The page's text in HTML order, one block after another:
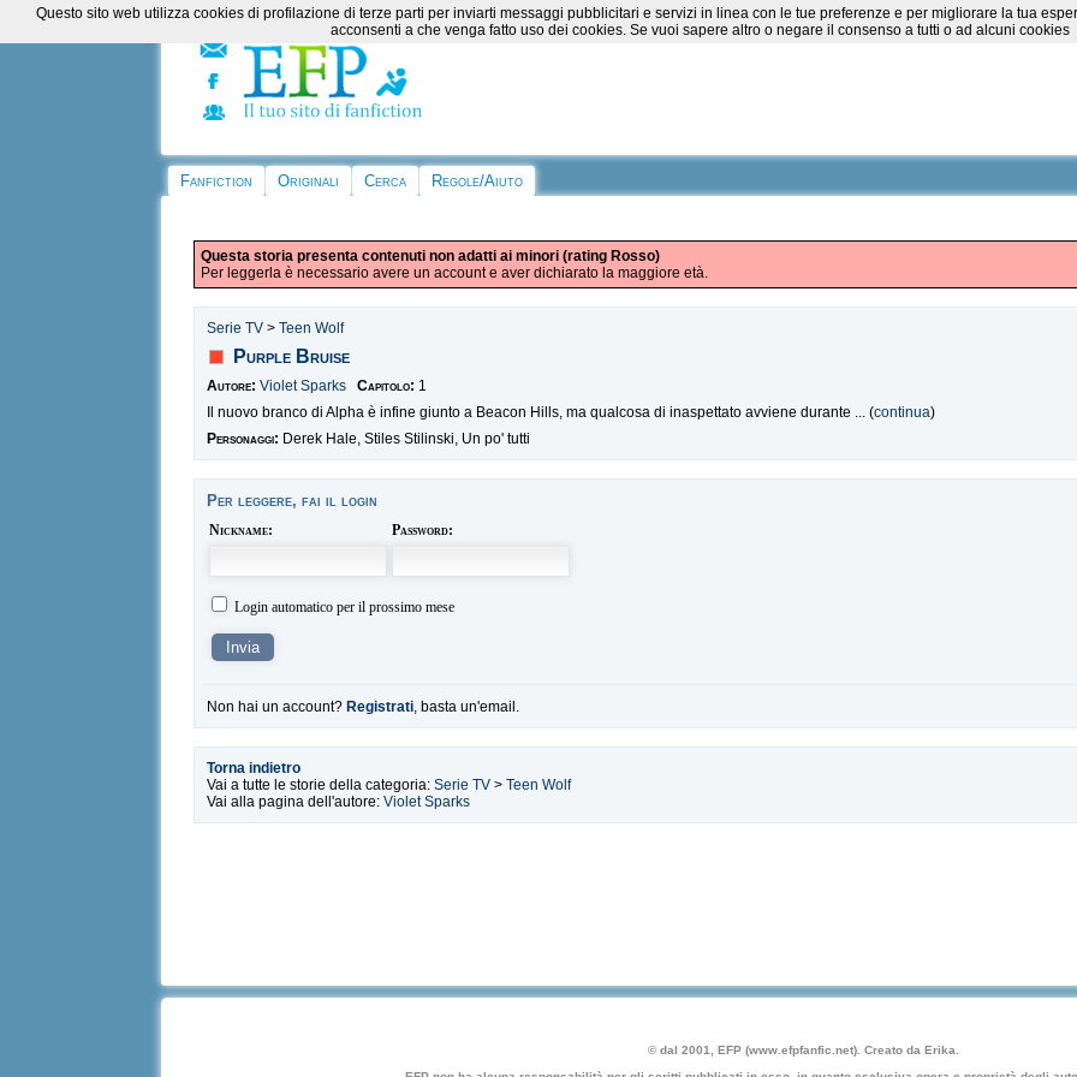
Fanfiction Originali Cerca Regole/Aiuto
Questa storia presenta contenuti non adatti ai minori (rating Rosso)
Per leggerla è necessario avere un account e aver dichiarato la maggiore età.
Serie TV >Teen Wolf
Purple Bruise
Autore: Violet Sparks Capitolo: 1
Il nuovo branco di Alpha è infine giunto a Beacon Hills, ma qualcosa di inaspettato avviene durante ... (continua)
Personaggi: Derek Hale, Stiles Stilinski, Un po' tutti
Per leggere, fai il login
Nickname: Password:
Login automatico per il prossimo mese
Non hai un account? Registrati, basta un'email.
Torna indietro
Vai a tutte le storie della categoria:Serie TV >Teen Wolf
Vai alla pagina dell'autore:Violet Sparks
© dal 2001, EFP (www.efpfanfic.net). Creato da Erika.
Questo sito web utilizza cookies di profilazione di terze parti per inviarti messaggi pubblicitari e servizi in linea con le tue preferenze e per migliorare la tua
acconsenti a che venga fatto uso dei cookies. Se vuoi sapere altro o negare il consenso a tutti o ad alcuni cookies